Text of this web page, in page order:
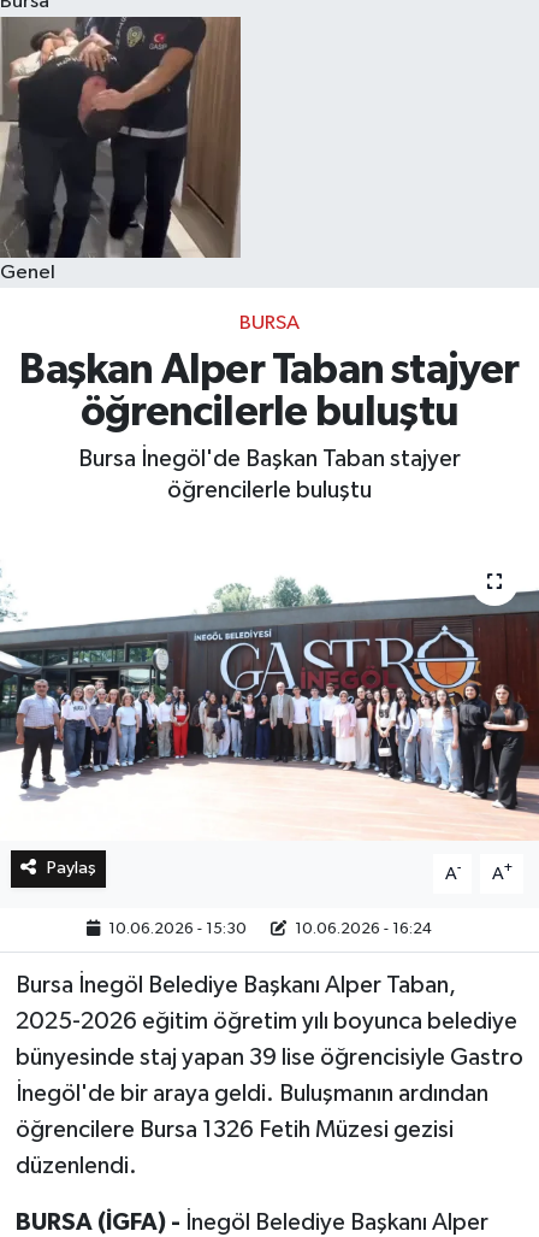
Genel
BURSA
Başkan Alper Taban stajyer
öğrencilerle buluştu
Bursa İnegöl'de Başkan Taban stajyer
öğrencilerle buluştu
Paylaş A- A+
10.06.2026 - 15:30 10.06.2026 - 16:24
Bursa İnegöl Belediye Başkanı Alper Taban,
2025-2026 eğitim öğretim yılı boyunca belediye
bünyesinde staj yapan 39 lise öğrencisiyle Gastro
İnegöl'de bir araya geldi. Buluşmanın ardından
öğrencilere Bursa 1326 Fetih Müzesi gezisi
düzenlendi.
BURSA (İGFA) - İnegöl Belediye Başkanı Alper
Eğitim
Sağlık
Magazin
Kültür & Sanat
Teknoloji
Bilim
Bilim, Teknoloji